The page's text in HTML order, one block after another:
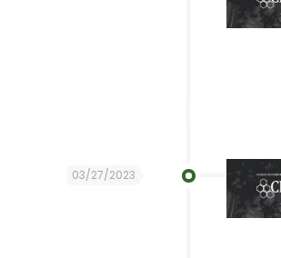
03/27/2023